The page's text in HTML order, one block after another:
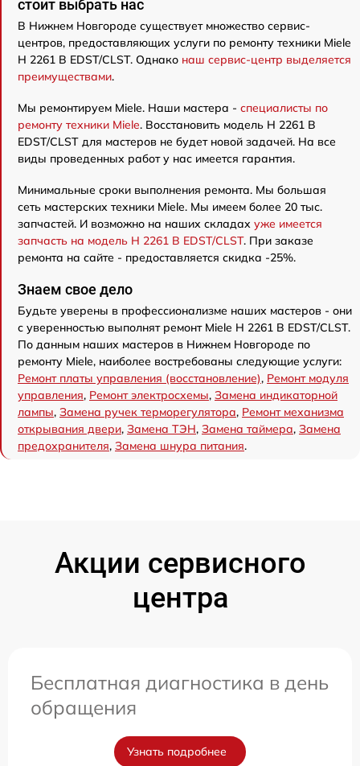
стоит выбрать нас
В Нижнем Новгороде существует множество сервис-
центров, предоставляющих услуги по ремонту техники Miele
H 2261 B EDST/CLST. Однако наш сервис-центр выделяется
преимуществами.
Мы ремонтируем Miele. Наши мастера - специалисты по
ремонту техники Miele. Восстановить модель H 2261 B
EDST/CLST для мастеров не будет новой задачей. На все
виды проведенных работ у нас имеется гарантия.
Минимальные сроки выполнения ремонта. Мы большая
сеть мастерских техники Miele. Мы имеем более 20 тыс.
запчастей. И возможно на наших складах уже имеется
запчасть на модель H 2261 B EDST/CLST. При заказе
ремонта на сайте - предоставляется скидка -25%.
Знаем свое дело
Будьте уверены в профессионализме наших мастеров - они
с уверенностью выполнят ремонт Miele H 2261 B EDST/CLST.
По данным наших мастеров в Нижнем Новгороде по
ремонту Miele, наиболее востребованы следующие услуги:
Ремонт платы управления (восстановление), Ремонт модуля
управления, Ремонт электросхемы, Замена индикаторной
лампы, Замена ручек терморегулятора, Ремонт механизма
открывания двери, Замена ТЭН, Замена таймера, Замена
предохранителя, Замена шнура питания.
Акции сервисного
центра
Бесплатная диагностика в день
обращения
Узнать подробнее